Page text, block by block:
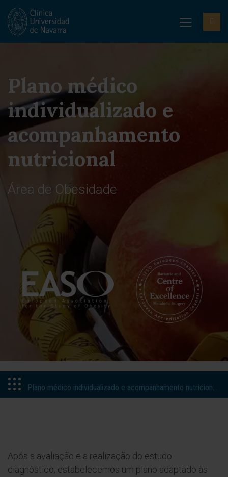
Plano médico
individualizado e
acompanhamento
nutricional
Área de Obesidade
Plano médico individualizado e acompanhamento nutricional
Após a avaliação e a realização do estudo
diagnóstico, estabelecemos um plano adaptado às